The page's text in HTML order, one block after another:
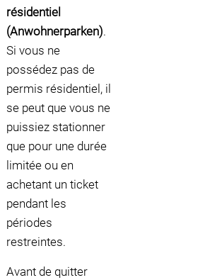
résidentiel
(Anwohnerparken).
Si vous ne
possédez pas de
permis résidentiel, il
se peut que vous ne
puissiez stationner
que pour une durée
limitée ou en
achetant un ticket
pendant les
périodes
restreintes.
Avant de quitter